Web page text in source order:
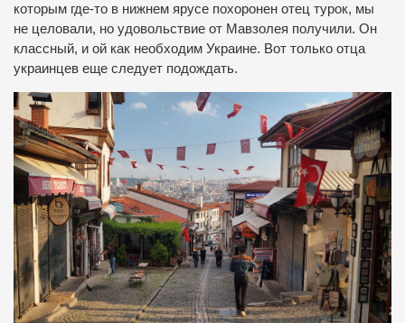
которым где-то в нижнем ярусе похоронен отец турок, мы
не целовали, но удовольствие от Мавзолея получили. Он
классный, и ой как необходим Украине. Вот только отца
украинцев еще следует подождать.